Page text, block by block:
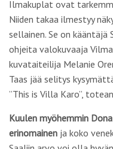
erinomainenja koko
Saaliin arvo voi olla
kokoluokkaa. Mutta
kolmasosa menee
kontollaan veneen ja
kolmasosaa menee
tällaiseen veneeseen
kuukauden pestin
kalastajilleen ennakkoa.